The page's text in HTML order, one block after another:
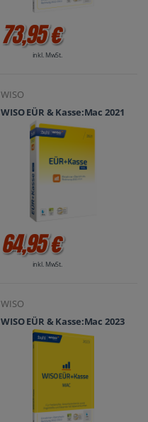
73,95 €
inkl. MwSt.
WISO
WISO EÜR & Kasse:Mac 2021
64,95 €
inkl. MwSt.
WISO
WISO EÜR & Kasse:Mac 2023